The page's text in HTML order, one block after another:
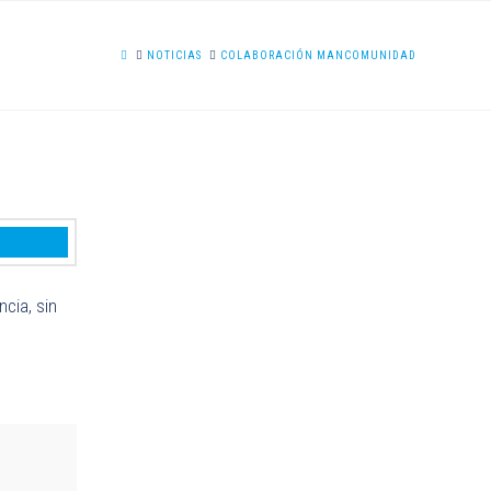
HOMENOTICIAS COLABORACIÓN MANCOMUNIDAD
sin